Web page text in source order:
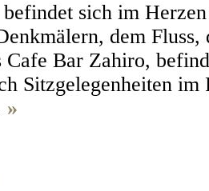
sich im
dem
Cafe Bar Zahiro,
Sitzgelegenheiten
»